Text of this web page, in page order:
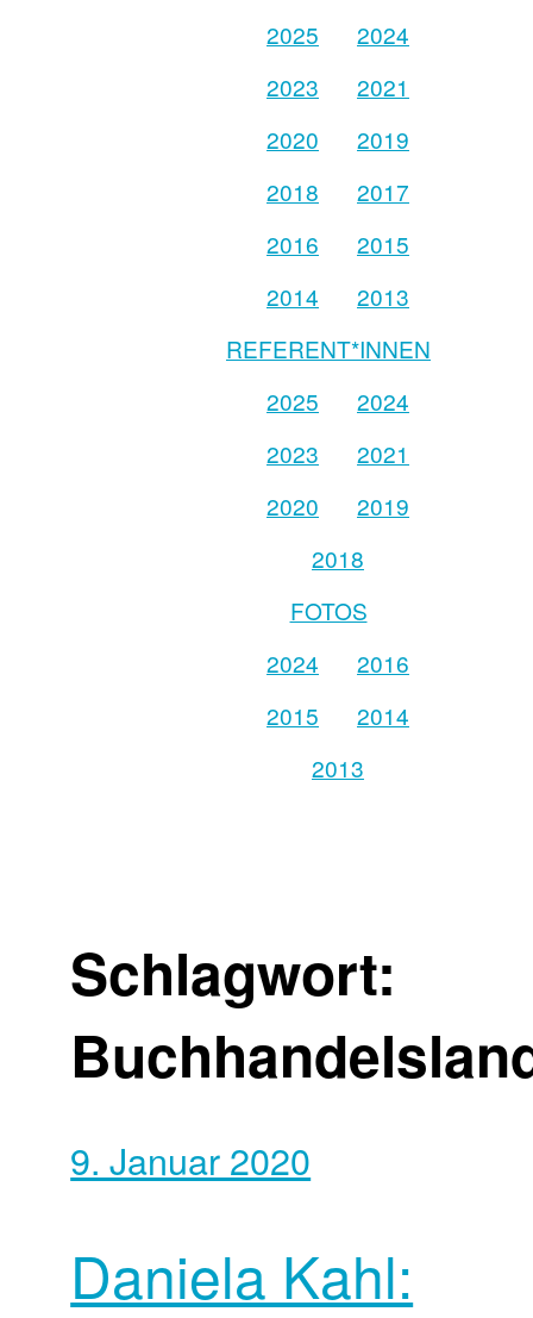
2025
2024
2023
2021
2020
2019
2018
2017
2016
2015
2014
2013
REFERENT*INNEN
2025
2024
2023
2021
2020
2019
2018
FOTOS
2024
2016
2015
2014
2013
Schlagwort:
9. Januar 2020
Daniela Kahl: